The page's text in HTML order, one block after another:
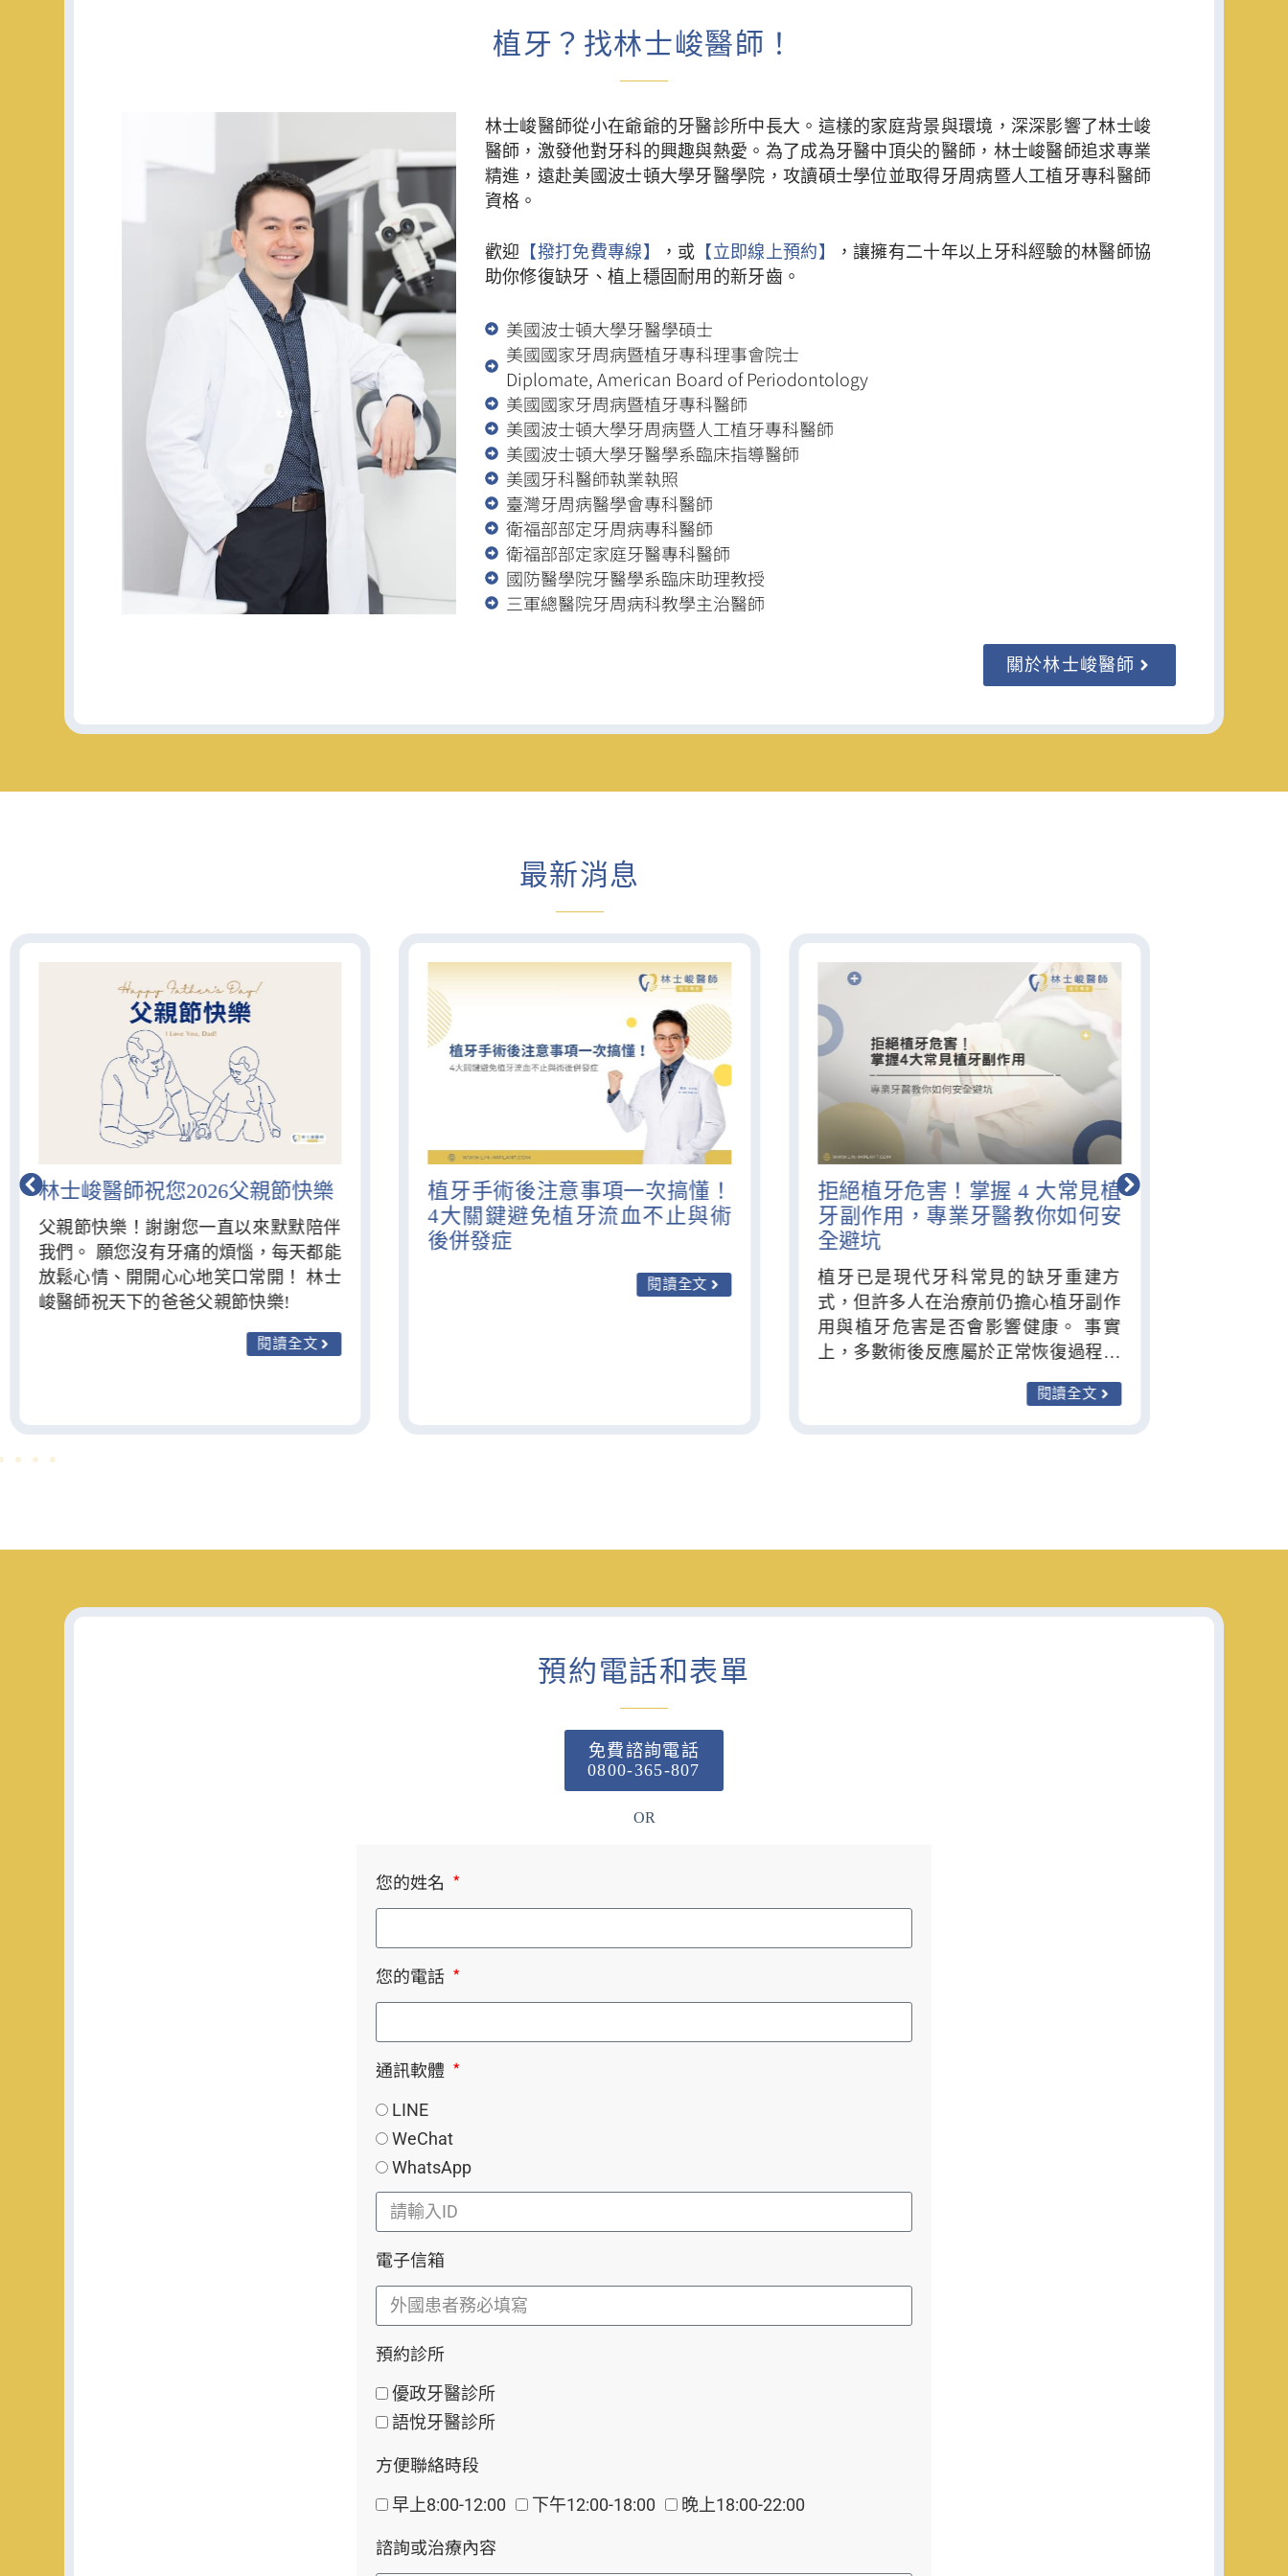
植牙？找林士峻醫師！
林士峻醫師從小在爺爺的牙醫診所中長大。這樣的家庭背景與環境，深深影響了林士峻
醫師，激發他對牙科的興趣與熱愛。為了成為牙醫中頂尖的醫師，林士峻醫師追求專業
精進，遠赴美國波士頓大學牙醫學院，攻讀碩士學位並取得牙周病暨人工植牙專科醫師
資格。
歡迎 【撥打免費專線】 ，或 【立即線上預約】
，讓擁有二十年以上牙科經驗的林醫師協
助你修復缺牙、植上穩固耐用的新牙齒。
美國波士頓大學牙醫學碩士
美國國家牙周病暨植牙專科理事會院士
Diplomate, American Board of Periodontology
美國國家牙周病暨植牙專科醫師
美國波士頓大學牙周病暨人工植牙專科醫師
美國波士頓大學牙醫學系臨床指導醫師
美國牙科醫師執業執照
臺灣牙周病醫學會專科醫師
衛福部部定牙周病專科醫師
衛福部部定家庭牙醫專科醫師
國防醫學院牙醫學系臨床助理教授
三軍總醫院牙周病科教學主治醫師
關於林士峻醫師
最新消息
林士峻醫師祝您2026父親節快樂
父親節快樂！謝謝您一直以來默默陪伴
我們。 願您沒有牙痛的煩惱，每天都能
放鬆心情、開開心心地笑口常開！ 林士
峻醫師祝天下的爸爸父親節快樂!
閱讀全文
植牙手術後注意事項一次搞懂！
4大關鍵避免植牙流血不止與術
後併發症
閱讀全文
拒絕植牙危害！掌握 4 大常見植
牙副作用，專業牙醫教你如何安
全避坑
植牙已是現代牙科常見的缺牙重建方
式，但許多人在治療前仍擔心植牙副作
用與植牙危害是否會影響健康。 事實
上，多數術後反應屬於正常恢復過程，
只要經過完整評估與正確照護，風險通
常可有效控制。 林士峻醫師將為你解析
植牙副作用與常見植牙危害，協助你安
閱讀全文
預約電話和表單
免費諮詢電話
0800-365-807
OR
您的姓名
您的電話
通訊軟體
LINE
WeChat
WhatsApp
電子信箱
預約診所
優政牙醫診所
語悅牙醫診所
方便聯絡時段
早上8:00-12:00 下午12:00-18:00 晚上18:00-22:00
諮詢或治療內容